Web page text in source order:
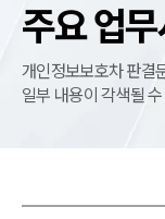
주요 업
개인정보보호차 판결
일부 내용이 각색될